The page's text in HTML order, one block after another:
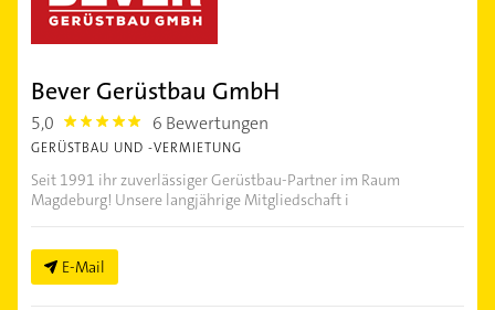
Bever Gerüstbau GmbH
5,0 5.0 6 Bewertungen
GERÜSTBAU UND -VERMIETUNG
Seit 1991 ihr zuverlässiger Gerüstbau-Partner im Raum
Magdeburg! Unsere langjährige Mitgliedschaft i
E-Mail